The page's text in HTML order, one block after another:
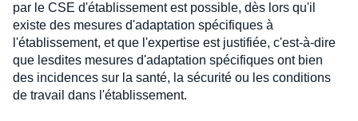
par le CSE d'établissement est possible, dès lors qu'il
existe des mesures d'adaptation spécifiques à
l'établissement, et que l'expertise est justifiée, c'est-à-dire
que lesdites mesures d'adaptation spécifiques ont bien
des incidences sur la santé, la sécurité ou les conditions
de travail dans l'établissement.